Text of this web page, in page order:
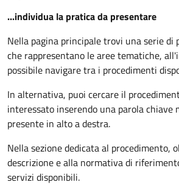
...individua la pratica da presentare
Nella pagina principale trovi una serie di
che rappresentano le aree tematiche,
possibile navigare tra i procedimenti
In alternativa, puoi cercare il
interessato inserendo una parola chiave
presente in alto a destra.
Nella sezione dedicata al procedimento,
descrizione e alla normativa di
servizi disponibili.